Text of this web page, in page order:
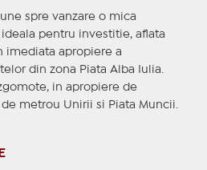
spre vanzare o mica
pentru investitie, aflata
imediata apropiere a
din zona Piata Alba Iulia.
in apropiere de
metrou Unirii si Piata Muncii.